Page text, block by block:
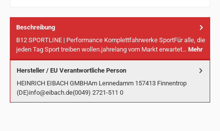
Beschreibung
B12 SPORTLINE | Performance Komplettfahrwerke SportFür alle, die
jeden Tag Sport treiben wollen.jahrelang vom Markt erwartet… Mehr
Hersteller / EU Verantwortliche Person
HEINRICH EIBACH GMBHAm Lennedamm 157413 Finnentrop
(DE)info@eibach.de(0049) 2721-511 0